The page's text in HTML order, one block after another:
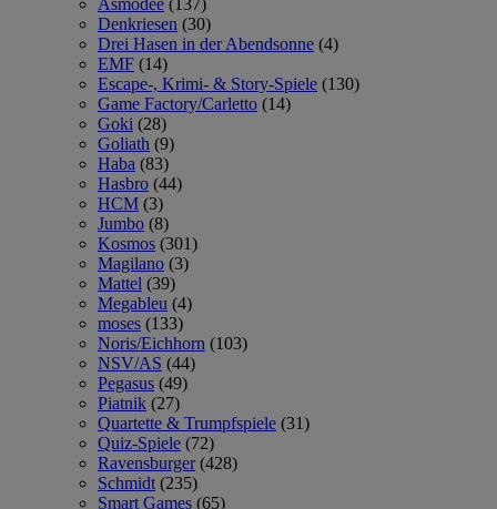
Denkriesen (30)
Drei Hasen in der Abendsonne (4)
EMF (14)
Escape-, Krimi- & Story-Spiele (130)
Game Factory/Carletto (14)
Goki (28)
Goliath (9)
Haba (83)
Hasbro (44)
HCM (3)
Jumbo (8)
Kosmos (301)
Magilano (3)
Mattel (39)
Megableu (4)
moses (133)
Noris/Eichhorn (103)
NSV/AS (44)
Pegasus (49)
Piatnik (27)
Quartette & Trumpfspiele (31)
Quiz-Spiele (72)
Ravensburger (428)
Schmidt (235)
Smart Games (65)